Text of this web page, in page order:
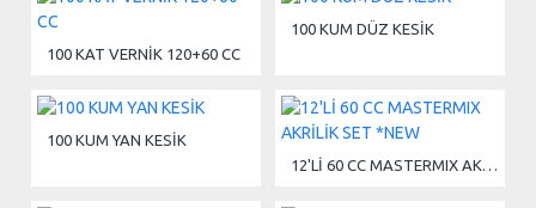
100 KAT VERNİK 120+60 CC
100 KUM DÜZ KESİK
100 KUM YAN KESİK
12'Lİ 60 CC MASTERMIX AKRİLİK SET *NEW